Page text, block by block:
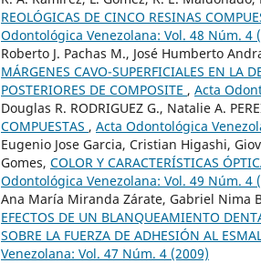
REOLÓGICAS DE CINCO RESINAS
Odontológica Venezolana: Vol. 48 Núm. 4
Roberto J. Pachas M., José Humberto
MÁRGENES CAVO-SUPERFICIALES EN LA
POSTERIORES DE COMPOSITE , Acta
Douglas R. RODRIGUEZ G., Natalie A.
COMPUESTAS , Acta Odontológica
Eugenio Jose Garcia, Cristian Higashi,
Gomes, COLOR Y CARACTERÍSTICAS
Odontológica Venezolana: Vol. 49 Núm. 4
Ana María Miranda Zárate, Gabriel Nima
EFECTOS DE UN BLANQUEAMIENTO
SOBRE LA FUERZA DE ADHESIÓN AL
Venezolana: Vol. 47 Núm. 4 (2009)